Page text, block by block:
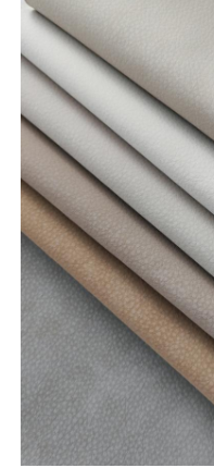
Guanti in pelle
cuoio della palla
Cuoio sintetico
Fabbricazione a